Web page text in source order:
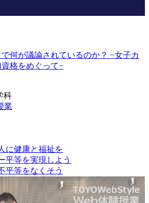
で何が議論されているのか？ −女子カ
格をめぐって−
科
業
に健康と福祉を
平等を実現しよう
平等をなくそう